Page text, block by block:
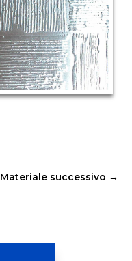
Materiale successivo →